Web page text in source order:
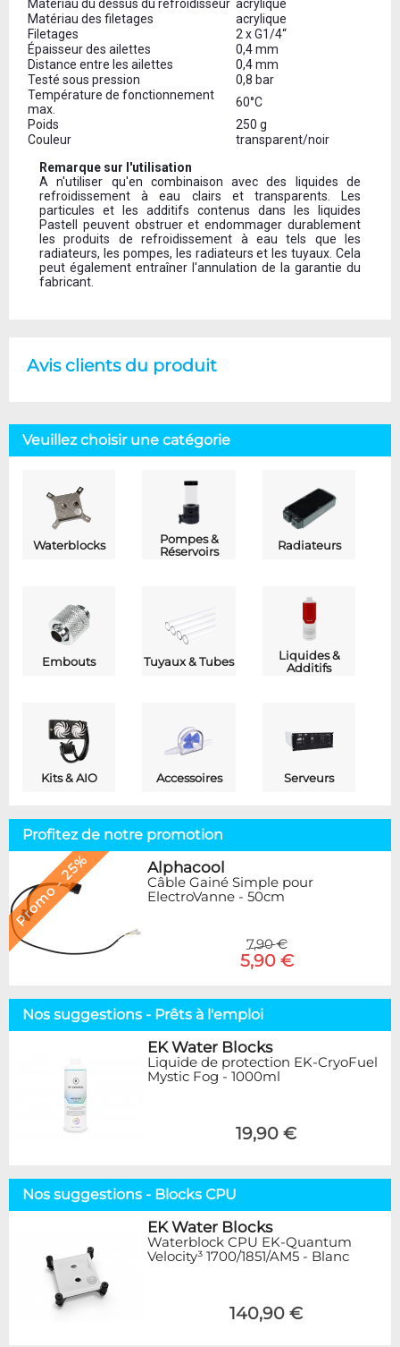
Matériau du dessus du refroidisseur acrylique
Matériau des filetages
acrylique
Filetages
2 x G1/4“
Épaisseur des ailettes
0,4 mm
Distance entre les ailettes
0,4 mm
Testé sous pression
0,8 bar
Température de fonctionnement
max.
60°C
Poids
250 g
Couleur
transparent/noir
Remarque sur l'utilisation
A n'utiliser qu'en combinaison avec des liquides de
refroidissement à eau clairs et transparents. Les
particules et les additifs contenus dans les liquides
Pastell peuvent obstruer et endommager durablement
les produits de refroidissement à eau tels que les
radiateurs, les pompes, les radiateurs et les tuyaux. Cela
peut également entraîner l'annulation de la garantie du
fabricant.
Avis clients du produit
Veuillez choisir une catégorie
Waterblocks
Pompes &
Réservoirs
Radiateurs
Embouts Tuyaux & Tubes
Liquides &
Additifs
Kits & AIO Accessoires Serveurs
Profitez de notre promotion
Promo - 25% Alphacool
Câble Gainé Simple pour
ElectroVanne - 50cm
7,90 €
5,90 €
Nos suggestions - Prêts à l'emploi
EK Water Blocks
Liquide de protection EK-CryoFuel
Mystic Fog - 1000ml
19,90 €
Nos suggestions - Blocks CPU
EK Water Blocks
Waterblock CPU EK-Quantum
Velocity³ 1700/1851/AM5 - Blanc
140,90 €